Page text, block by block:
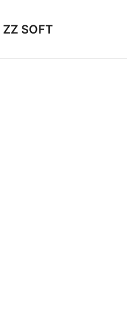
ZZ SOFT